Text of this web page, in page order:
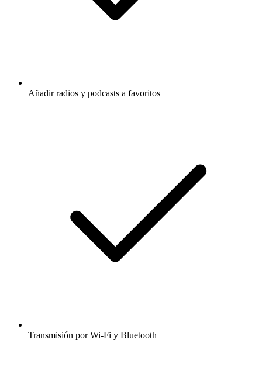
Añadir radios y podcasts a favoritos
Transmisión por Wi-Fi y Bluetooth